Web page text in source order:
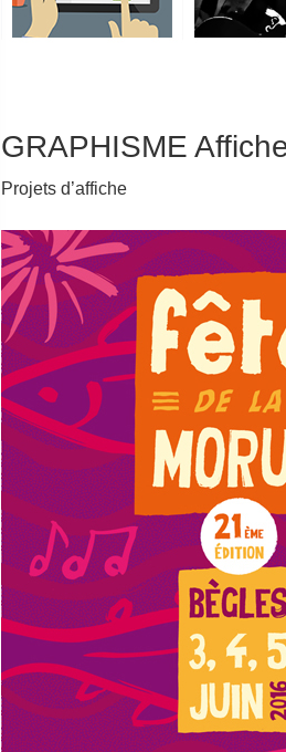
GRAPHISME
Projets d’affiche